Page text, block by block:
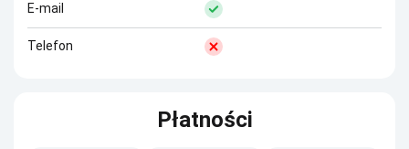
E-mail
Telefon
Płatności